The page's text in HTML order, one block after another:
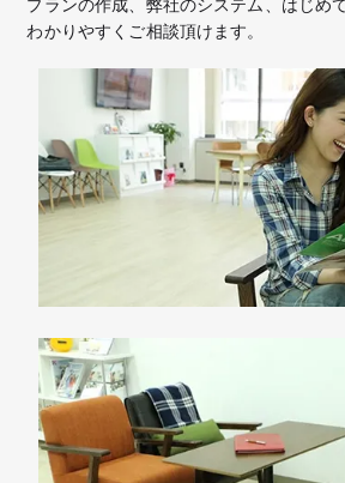
わかりやすくご相談頂けます。